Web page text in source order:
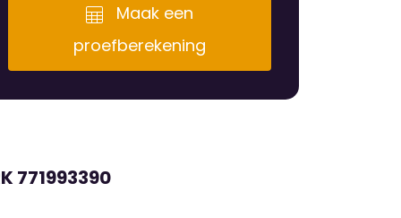
Maak een
proefberekening
771993390